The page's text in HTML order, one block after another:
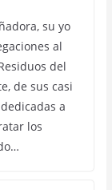
su yo
al
del
de sus casi
a
los